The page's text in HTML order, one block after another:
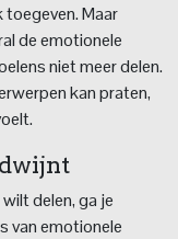
toegeven. Maar
de emotionele
niet meer delen.
kan praten,
delen, ga je
van emotionele